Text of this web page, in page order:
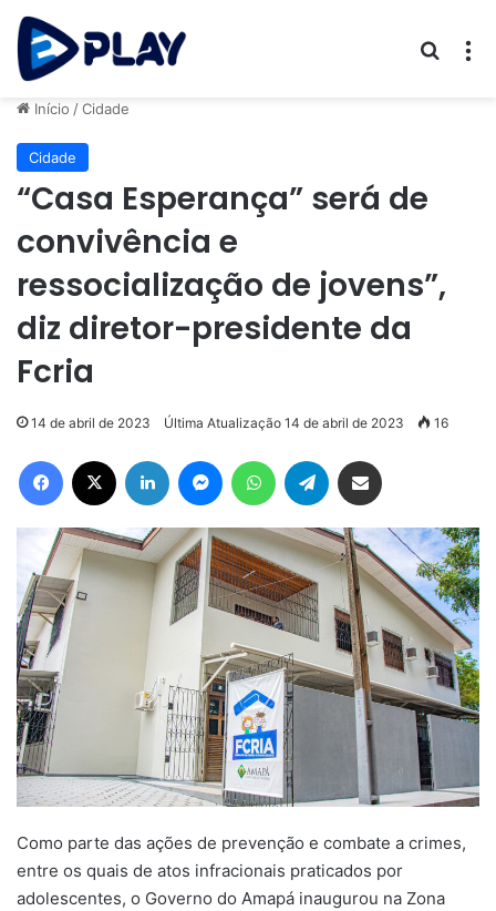
Início /Cidade
Cidade
“Casa Esperança” será de
convivência e
ressocialização de jovens”,
diz diretor-presidente da
Fcria
14 de abril de 2023 Última Atualização 14 de abril de 2023 16
Facebook Linkedin MessengerWhatsAppTelegram
Como parte das ações de prevenção e combate a crimes,
entre os quais de atos infracionais praticados por
adolescentes, o Governo do Amapá inaugurou na Zona